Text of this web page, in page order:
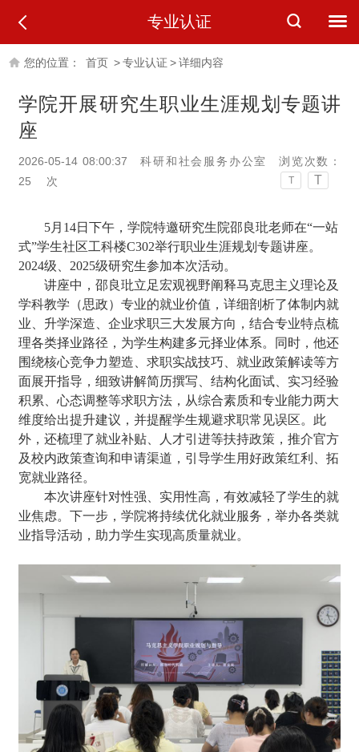
专业认证
您的位置： 首页 >专业认证 >详细内容
学院开展研究生职业生涯规划专题讲
座
2026-05-14 08:00:37 科研和社会服务办公室
浏览次数：
25
次 T T
5月14日下午，学院特邀研究生院邵良玭老师在“一站
式”学生社区工科楼C302举行职业生涯规划专题讲座。
2024级、2025级研究生参加本次活动。
讲座中，邵良玭立足宏观视野阐释马克思主义理论及
学科教学（思政）专业的就业价值，详细剖析了体制内就
业、升学深造、企业求职三大发展方向，结合专业特点梳
理各类择业路径，为学生构建多元择业体系。同时，他还
围绕核心竞争力塑造、求职实战技巧、就业政策解读等方
面展开指导，细致讲解简历撰写、结构化面试、实习经验
积累、心态调整等求职方法，从综合素质和专业能力两大
维度给出提升建议，并提醒学生规避求职常见误区。此
外，还梳理了就业补贴、人才引进等扶持政策，推介官方
及校内政策查询和申请渠道，引导学生用好政策红利、拓
宽就业路径。
本次讲座针对性强、实用性高，有效减轻了学生的就
业焦虑。下一步，学院将持续优化就业服务，举办各类就
业指导活动，助力学生实现高质量就业。